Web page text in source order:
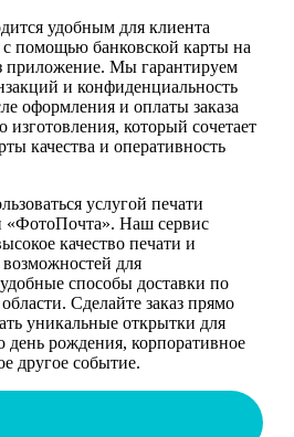
удобным для клиента
помощью банковской карты на
приложение. Мы гарантируем
и конфиденциальность
оформления и оплаты заказа
изготовления, который сочетает
качества и оперативность
услугой печати
«ФотоПочта». Наш сервис
качество печати и
для
способы доставки по
Сделайте заказ прямо
уникальные открытки для
день рождения, корпоративное
другое событие.